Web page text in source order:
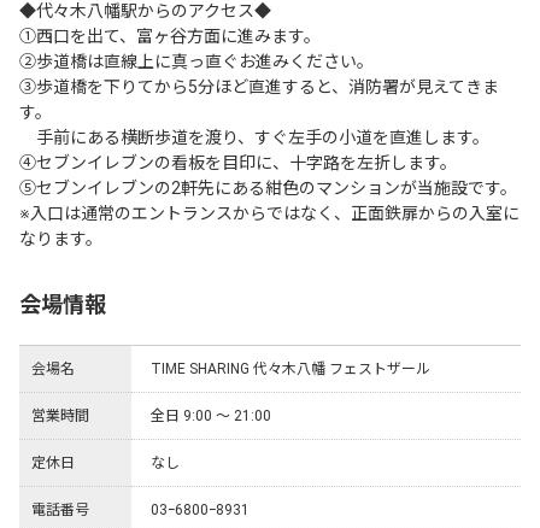
◆代々木八幡駅からのアクセス◆
①西口を出て、富ヶ谷方面に進みます。
②歩道橋は直線上に真っ直ぐお進みください。
③歩道橋を下りてから5分ほど直進すると、消防署が見えてきま
す。
手前にある横断歩道を渡り、すぐ左手の小道を直進します。
④セブンイレブンの看板を目印に、十字路を左折します。
⑤セブンイレブンの2軒先にある紺色のマンションが当施設です。
※入口は通常のエントランスからではなく、正面鉄扉からの入室に
なります。
会場情報
会場名 TIME SHARING 代々木八幡 フェストザール
営業時間 全日 9:00 ～ 21:00
定休日 なし
電話番号 03ｰ6800ｰ8931